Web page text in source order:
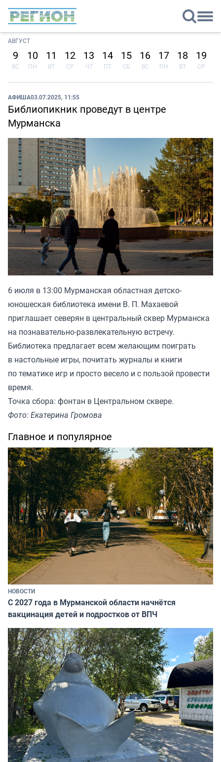
АВГУСТ
9
ВС
10
ПН
11
ВТ
12
СР
13
ЧТ
14
ПТ
15
СБ
16
ВС
17
ПН
18
ВТ
19
СР
АФИША03.07.2025, 11:55
Библиопикник проведут в центре
Мурманска
6 июля в 13:00 Мурманская областная детско-
юношеская библиотека имени В. П. Махаевой
приглашает северян в центральный сквер Мурманска
на познавательно-развлекательную встречу.
Библиотека предлагает всем желающим поиграть
в настольные игры, почитать журналы и книги
по тематике игр и просто весело и с пользой провести
время.
Точка сбора: фонтан в Центральном сквере.
Фото: Екатерина Громова
Главное и популярное
НОВОСТИ
С 2027 года в Мурманской области начнётся
вакцинация детей и подростков от ВПЧ